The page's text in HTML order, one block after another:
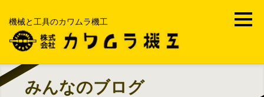
機械と工具のカワムラ機工
ホーム
みんなのブログ